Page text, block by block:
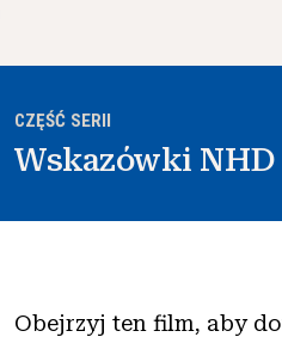
CZĘŚĆ SERII
Wskazówki NHD
Obejrzyj ten film, aby